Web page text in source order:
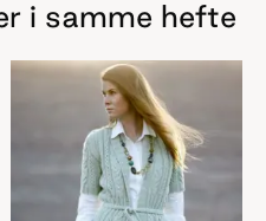
i samme hefte